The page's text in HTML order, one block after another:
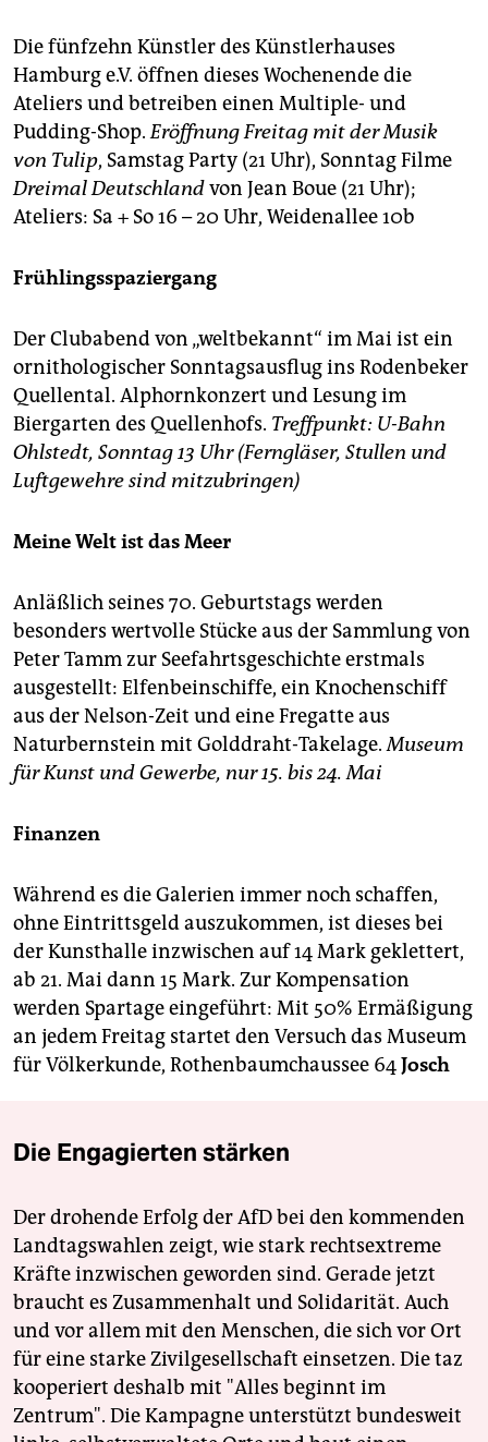
Die fünfzehn Künstler des Künstlerhauses
Hamburg e.V. öffnen dieses Wochenende die
Ateliers und betreiben einen Multiple- und
Pudding-Shop.Eröffnung Freitag mit der Musik
von Tulip, Samstag Party (21 Uhr), Sonntag Filme
Dreimal Deutschlandvon Jean Boue (21 Uhr);
Ateliers: Sa + So 16 – 20 Uhr, Weidenallee 10b
Frühlingsspaziergang
Der Clubabend von „weltbekannt“ im Mai ist ein
ornithologischer Sonntagsausflug ins Rodenbeker
Quellental. Alphornkonzert und Lesung im
Biergarten des Quellenhofs. Treffpunkt: U-Bahn
Ohlstedt, Sonntag 13 Uhr (Ferngläser, Stullen und
Luftgewehre sind mitzubringen)
Meine Welt ist das Meer
Anläßlich seines 70. Geburtstags werden
besonders wertvolle Stücke aus der Sammlung von
Peter Tamm zur Seefahrtsgeschichte erstmals
ausgestellt: Elfenbeinschiffe, ein Knochenschiff
aus der Nelson-Zeit und eine Fregatte aus
Naturbernstein mit Golddraht-Takelage.Museum
für Kunst und Gewerbe, nur 15. bis 24. Mai
Finanzen
Während es die Galerien immer noch schaffen,
ohne Eintrittsgeld auszukommen, ist dieses bei
der Kunsthalle inzwischen auf 14 Mark geklettert,
ab 21. Mai dann 15 Mark. Zur Kompensation
werden Spartage eingeführt: Mit 50% Ermäßigung
an jedem Freitag startet den Versuch das Museum
für Völkerkunde, Rothenbaumchaussee 64Josch
Die Engagierten stärken
Der drohende Erfolg der AfD bei den kommenden
Landtagswahlen zeigt, wie stark rechtsextreme
Kräfte inzwischen geworden sind. Gerade jetzt
braucht es Zusammenhalt und Solidarität. Auch
und vor allem mit den Menschen, die sich vor Ort
für eine starke Zivilgesellschaft einsetzen. Die taz
kooperiert deshalb mit "Alles beginnt im
Zentrum". Die Kampagne unterstützt bundesweit